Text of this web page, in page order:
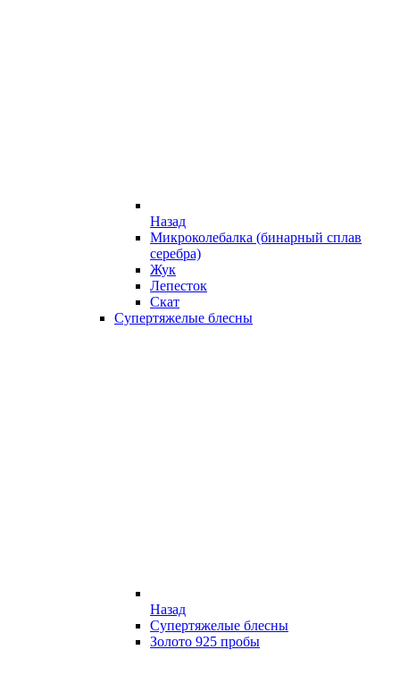
Назад
Микроколебалка (бинарный сплав
серебра)
Жук
Лепесток
Скат
Супертяжелые блесны
Назад
Супертяжелые блесны
Золото 925 пробы